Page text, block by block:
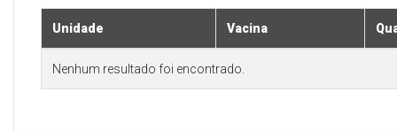
Unidade Vacina
Nenhum resultado foi encontrado.